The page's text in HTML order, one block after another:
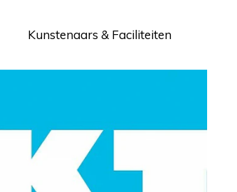
Kunstenaars & Faciliteiten